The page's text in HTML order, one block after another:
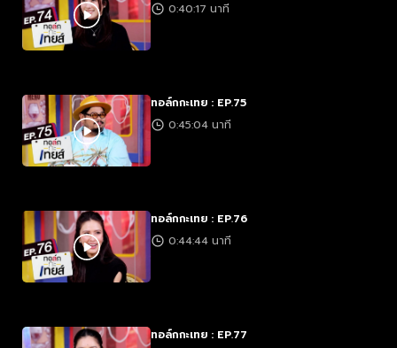
0:40:17 นาที
ทอล์กกะเทย : EP.75
0:45:04 นาที
ทอล์กกะเทย : EP.76
0:44:44 นาที
ทอล์กกะเทย : EP.77